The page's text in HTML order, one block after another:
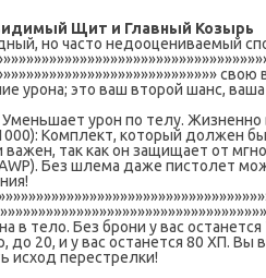
Щит и Главный Козырь
но часто недооцениваемый
урона; это ваш второй шанс,
Уменьшает урон по телу.
Комплект, который должен
так как он защищает от
Без шлема даже пистолет
в тело. Без брони у вас
до 20, и у вас останется 80 ХП.
исход перестрелки!